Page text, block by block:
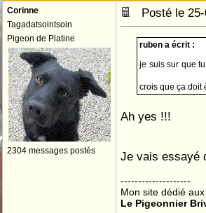
Corinne
Tagadatsointsoin
Pigeon de Platine
2304 messages postés
Posté le
ruben a écrit :
je suis sur que
crois que ça doit
Ah yes !!!
Je vais essayé
--------------------
Mon site dédié
Le Pigeonnier